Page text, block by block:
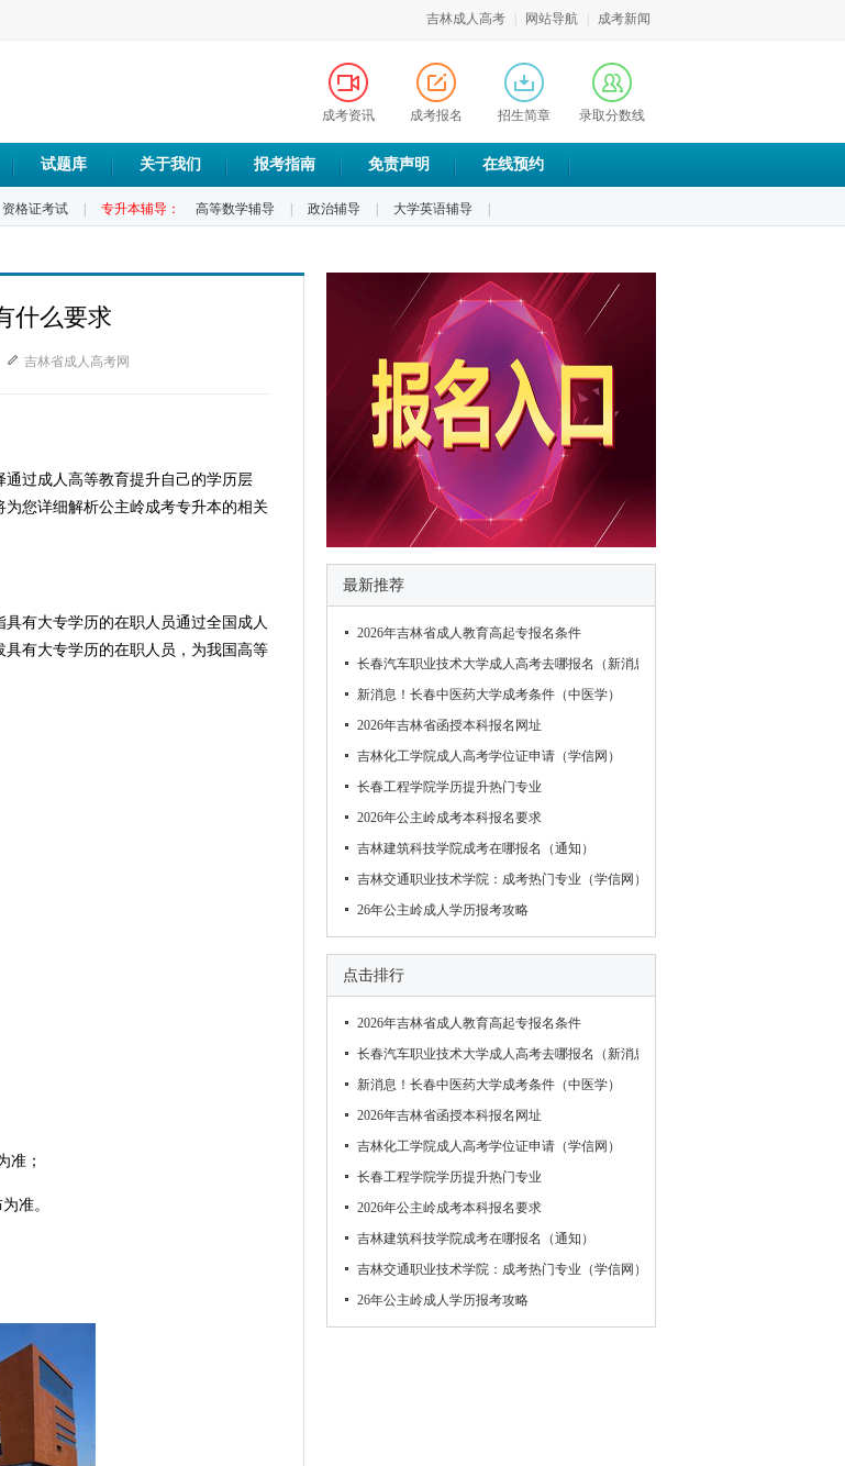
吉林成人高考 网站导航 成考新闻
成考资讯 成考报名 招生简章 录取分数线
试题库 关于我们 报考指南 免责声明 在线预约
资格证考试 专升本辅导： 高等数学辅导 政治辅导 大学英语辅导
什么要求
吉林省成人高考网
过成人高等教育提升自己的学历层
您详细解析公主岭成考专升本的相关
有大专学历的在职人员通过全国成人
有大专学历的在职人员，为我国高等
准；
准。
最新推荐
2026年吉林省成人教育高起专报名条件
长春汽车职业技术大学成人高考去哪报名（新消息）
新消息！长春中医药大学成考条件（中医学）
2026年吉林省函授本科报名网址
吉林化工学院成人高考学位证申请（学信网）
长春工程学院学历提升热门专业
2026年公主岭成考本科报名要求
吉林建筑科技学院成考在哪报名（通知）
吉林交通职业技术学院：成考热门专业（学信网）
26年公主岭成人学历报考攻略
点击排行
2026年吉林省成人教育高起专报名条件
长春汽车职业技术大学成人高考去哪报名（新消息）
新消息！长春中医药大学成考条件（中医学）
2026年吉林省函授本科报名网址
吉林化工学院成人高考学位证申请（学信网）
长春工程学院学历提升热门专业
2026年公主岭成考本科报名要求
吉林建筑科技学院成考在哪报名（通知）
吉林交通职业技术学院：成考热门专业（学信网）
26年公主岭成人学历报考攻略